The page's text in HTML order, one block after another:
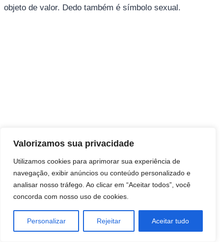
Valorizamos sua privacidade
Utilizamos cookies para aprimorar sua experiência de
navegação, exibir anúncios ou conteúdo personalizado e
analisar nosso tráfego. Ao clicar em “Aceitar todos”, você
concorda com nosso uso de cookies.
Personalizar Rejeitar Aceitar tudo
objeto de valor. Dedo também é símbolo sexual.
Consultas e trabalhos espirituais
Brasil - Santa Catarina - São José